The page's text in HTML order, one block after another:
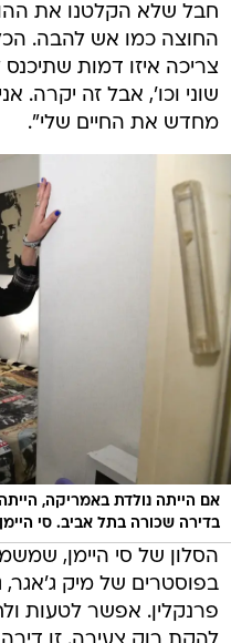
חבל שלא הקלטנו את
החוצה כמו אש להבה.
צריכה איזו דמות שתיכנס
שוני וכו', אבל זה יקרה.
מחדש את החיים שלי".
אם הייתה נולדת באמריקה,
בדירה שכורה בתל אביב. סי היימן
הסלון של סי היימן,
בפוסטרים של מיק ג'אגר,
פרנקלין. אפשר לטעות